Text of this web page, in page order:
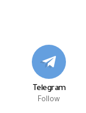
Telegram
Follow